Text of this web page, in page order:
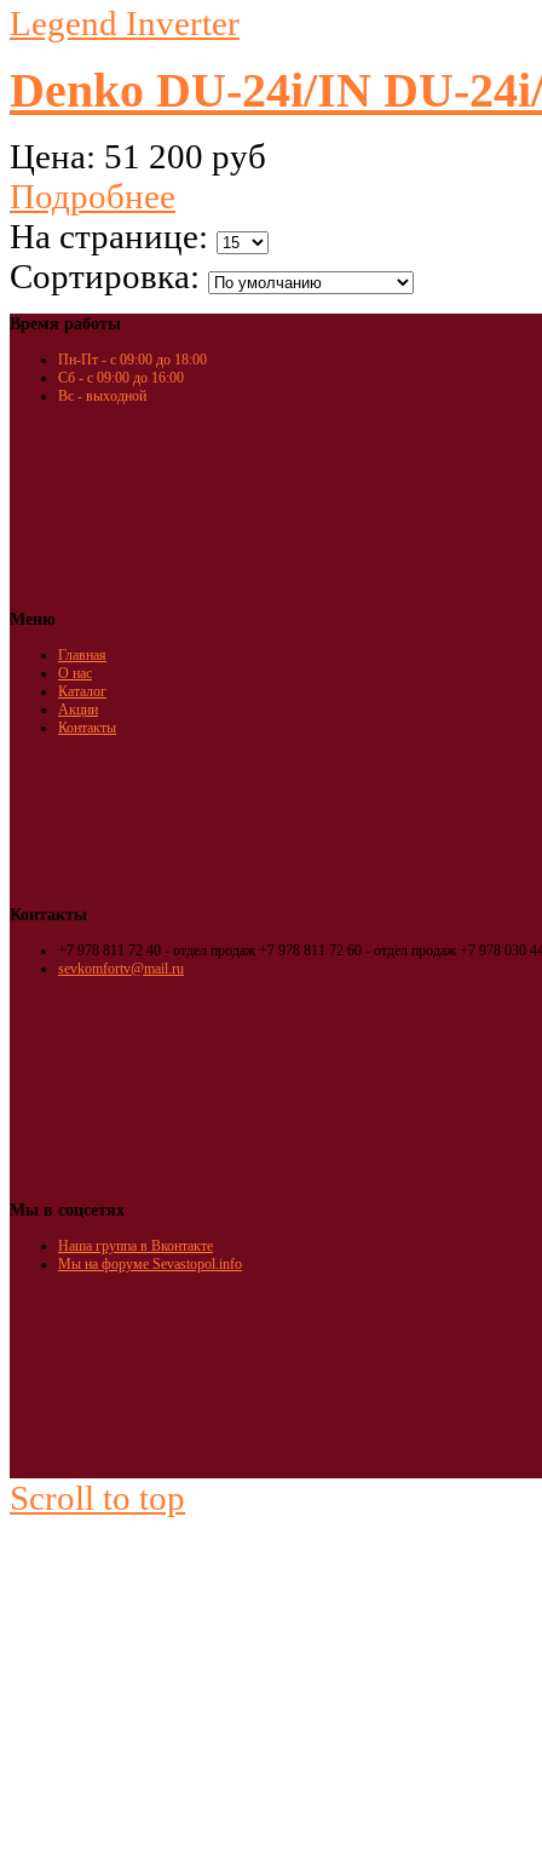
Denko DU-24i/IN DU-
Цена: 51 200 руб
Подробнее
На странице:
Сортировка:
Время работы
Пн-Пт - с 09:00 до 18:00
Сб - с 09:00 до 16:00
Вс - выходной
Меню
Главная
О нас
Каталог
Акции
Контакты
Контакты
+7 978 811 72 40 - отдел продаж +7 978 811 72 60 - отдел продаж +7 978 030
sevkomfortv@mail.ru
Мы в соцсетях
Наша группа в Вконтакте
Мы на форуме Sevastopol.info
Scroll to top